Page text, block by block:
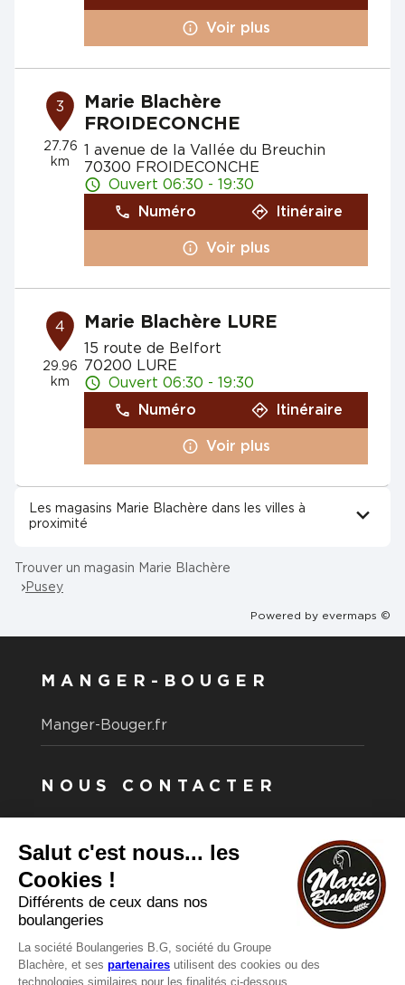
Voir plus
3
27.76
km
Marie Blachère
FROIDECONCHE
1 avenue de la Vallée du Breuchin
70300 FROIDECONCHE
Ouvert 06:30 - 19:30
Numéro
Itinéraire
Voir plus
4
29.96
km
Marie Blachère LURE
15 route de Belfort
70200 LURE
Ouvert 06:30 - 19:30
Numéro
Itinéraire
Voir plus
Les magasins Marie Blachère dans les villes à
proximité
Trouver un magasin Marie Blachère
Pusey
Powered by evermaps ©
MANGER-BOUGER
Manger-Bouger.fr
NOUS CONTACTER
Vous souhaitez nous contacter ?
Consultez notre FAQ.
FAQ
Recrutement